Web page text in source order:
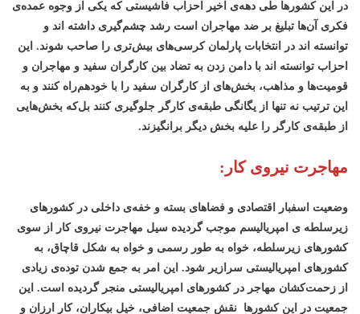
در این کشورها طی دهه‌ی اخیر احزاب فاشیستی که یکی از وجوه عمده‌ی
فکری آن‌ها تبلیغ بر ضد مهاجران است رشد چشم‌گیری داشته اند و
توانسته اند در انتخابات پارلمان کرسی‌های بیش‌تری را صاحب شوند. این
احزاب توانسته اند با دامن زدن به تضاد بین کارگران سفید و مهاجران و
قومیت‌ها و مذاهب، بخش‌های از کارگران سفید را با خودهم‌راه کنند و به
این ترتیب نه تنها از یگانگی طبقه‌ی کارگر جلوگیری کنند بل‌که بخش‌هایی
از طبقه‌ی کارگر را علیه بخش دیگر برانگیزند.
مهاجرت نیروی کار:
وضعیت اسفبار اقتصادی و فضاهای بسته و خفه‌ی داخلی در کشورهای
زیرسلطه ی امپریالیسم موجب گردیده سیل مهاجرت نیروی کار از سوی
کشورهای زیرسلطه، خواه به طور رسمی و خواه به شکل قاچاق، به
کشورهای امپریالیستی سرازیر شود. این امر به جمع شدن توده‌ی زیادی
از زحمت‌کشان مهاجر در کشورهای امپریالیستی منجر گردیده است. این
جمعیت در این کشورها نقش جمعیت اضافی، خیل بیکاران، کار ارزان و